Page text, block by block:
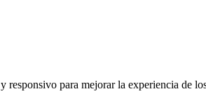
para mejorar la experiencia de